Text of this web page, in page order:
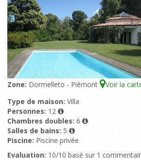
Zone: Dormelleto - Piémont Voir la
Type de maison: Villa
Personnes: 12
Chambres doubles: 6
Salles de bains: 5
Piscine: Piscine privée
Evaluation: 10/10 basé sur 1